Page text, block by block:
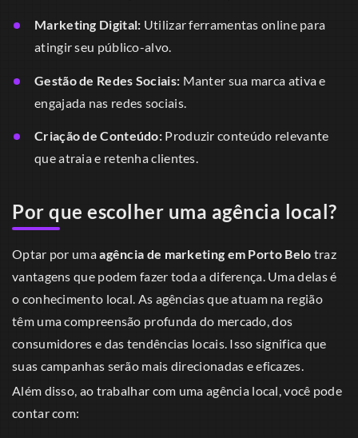
Marketing Digital: Utilizar ferramentas online para
atingir seu público-alvo.
Gestão de Redes Sociais: Manter sua marca ativa e
engajada nas redes sociais.
Criação de Conteúdo: Produzir conteúdo relevante
que atraia e retenha clientes.
Por que escolher uma agência local?
Optar por umaagência de marketing em Porto Belo traz
vantagens que podem fazer toda a diferença. Uma delas é
o conhecimento local. As agências que atuam na região
têm uma compreensão profunda do mercado, dos
consumidores e das tendências locais. Isso significa que
suas campanhas serão mais direcionadas e eficazes.
Além disso, ao trabalhar com uma agência local, você pode
contar com: